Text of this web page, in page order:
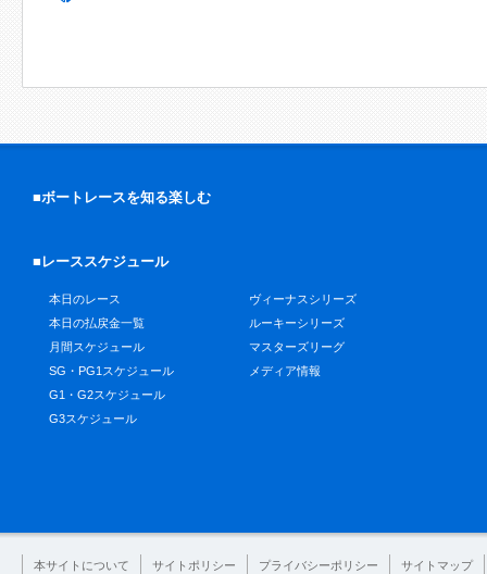
■ボートレースを知る楽しむ
■レーススケジュール
本日のレース
本日の払戻金一覧
月間スケジュール
SG・PG1スケジュール
G1・G2スケジュール
G3スケジュール
ヴィーナスシリーズ
ルーキーシリーズ
マスターズリーグ
メディア情報
本サイトについて サイトポリシー プライバシーポリシー サイトマップ